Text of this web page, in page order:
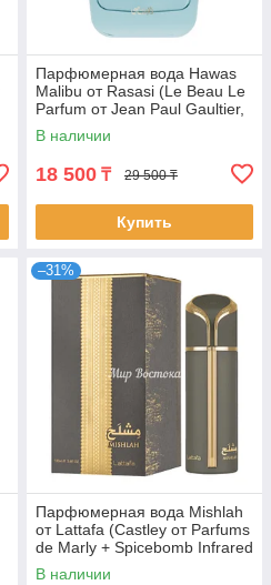
Парфюмерная вода Hawas
Malibu от Rasasi (Le Beau Le
Parfum от Jean Paul Gaultier,
100 мл)
В наличии
18 500 ₸ 29 500 ₸
Купить
–31%
Парфюмерная вода Mishlah
от Lattafa (Castley от Parfums
de Marly + Spicebomb Infrared
от Viktor&Rolf, 100 мл)
В наличии